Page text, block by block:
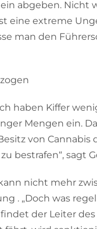
abgeben. Nicht
eine extreme
man den
haben Kiffer
Mengen ein.
von Cannabis
bestrafen“, sagt
nicht mehr
. „Doch was
der Leiter